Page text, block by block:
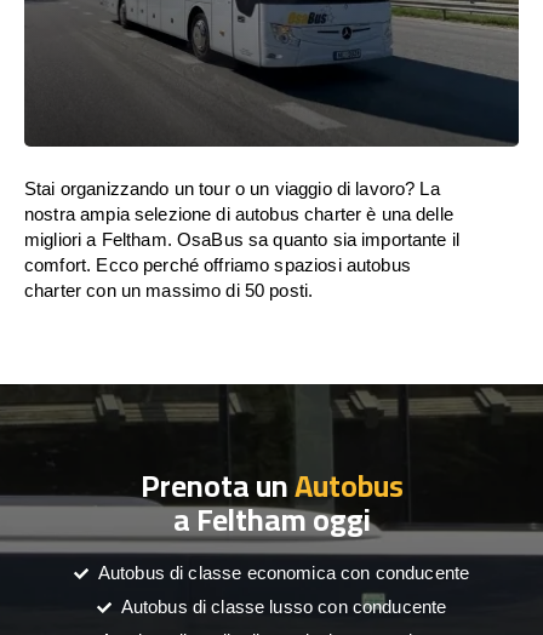
Stai organizzando un tour o un viaggio di lavoro? La
nostra ampia selezione di autobus charter è una delle
migliori a Feltham. OsaBus sa quanto sia importante il
comfort. Ecco perché offriamo spaziosi autobus
charter con un massimo di 50 posti.
Prenota unAutobus
a Feltham oggi
Autobus di classe economica con conducente
Autobus di classe lusso con conducente